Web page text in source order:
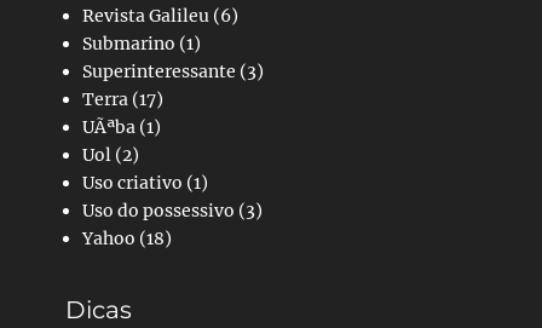
Revista Galileu (6)
Submarino (1)
Superinteressante (3)
Terra (17)
UÃªba (1)
Uol (2)
Uso criativo (1)
Uso do possessivo (3)
Yahoo (18)
Dicas